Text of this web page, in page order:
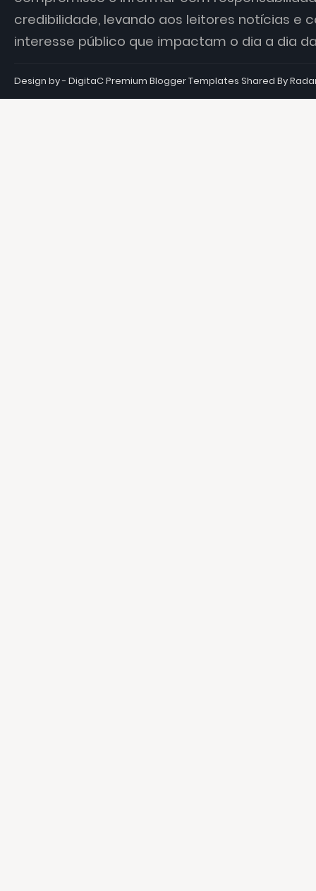
credibilidade, levando aos leitores notícias e
interesse público que impactam o dia a dia
Design by - DigitaCPremium Blogger Templates Shared By